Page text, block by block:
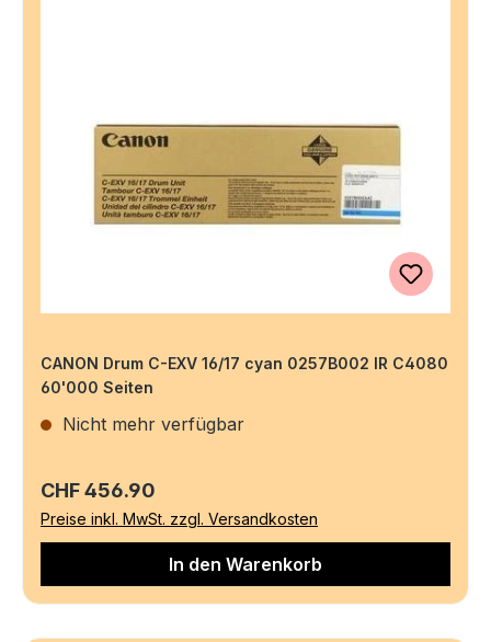
CANON Drum C-EXV 16/17 cyan 0257B002 IR C4080
60'000 Seiten
Nicht mehr verfügbar
Regulärer Preis:
CHF 456.90
Preise inkl. MwSt. zzgl. Versandkosten
In den Warenkorb